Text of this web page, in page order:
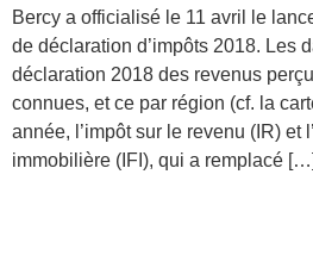
Bercy a officialisé le 11 avril le
de déclaration d’impôts 2018. Les
déclaration 2018 des revenus
connues, et ce par région (cf. la
année, l’impôt sur le revenu (IR) et
immobilière (IFI), qui a remplacé […]